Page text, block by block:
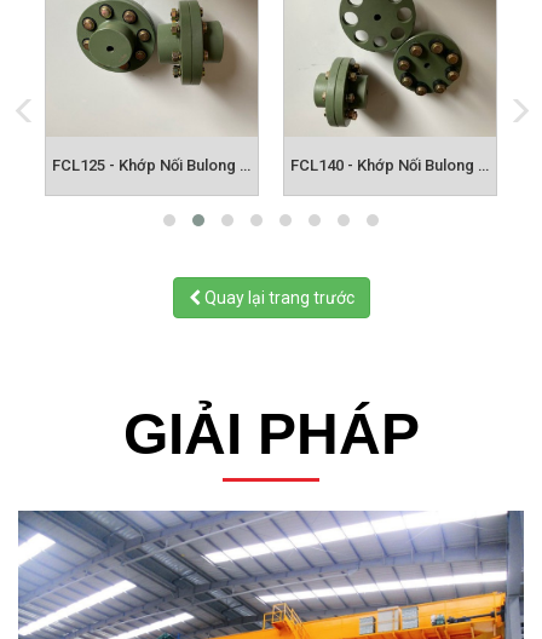
FCL125 - Khớp Nối Bulong FCL FCL140 - Khớp Nối Bulong FCL
Quay lại trang trước
GIẢI PHÁP